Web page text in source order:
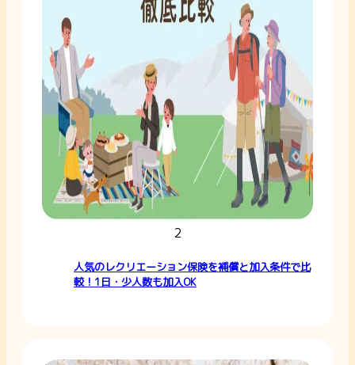
2
人気のレクリエーション保険を補償と加入条件で比
較！1日・少人数も加入OK